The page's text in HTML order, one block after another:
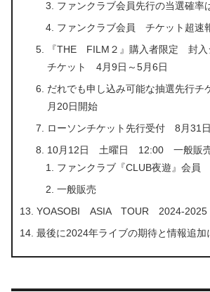
ファンクラブ会員先行の当選確率
ファンクラブ会員 チケット超速
『THE FILM２』購入者限定 封入
チケット 4月9日～5月6日
だれでも申し込み可能な抽選先行チ
月20日開始
ローソンチケット先行受付 8月31
10月12日 土曜日 12:00 一般販
ファンクラブ『CLUB夜遊』会員
一般販売
YOASOBI ASIA TOUR 2024-2025
最後に2024年ライブの期待と情報追加